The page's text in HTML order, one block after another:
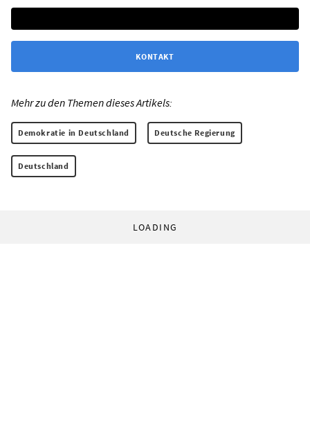
KONTAKT
Mehr zu den Themen dieses Artikels:
Demokratie in Deutschland Deutsche Regierung
Deutschland
LOADING